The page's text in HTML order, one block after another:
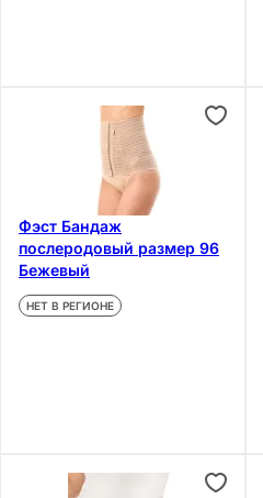
Фэст Бандаж
послеродовый размер 96
Бежевый
НЕТ В РЕГИОНЕ